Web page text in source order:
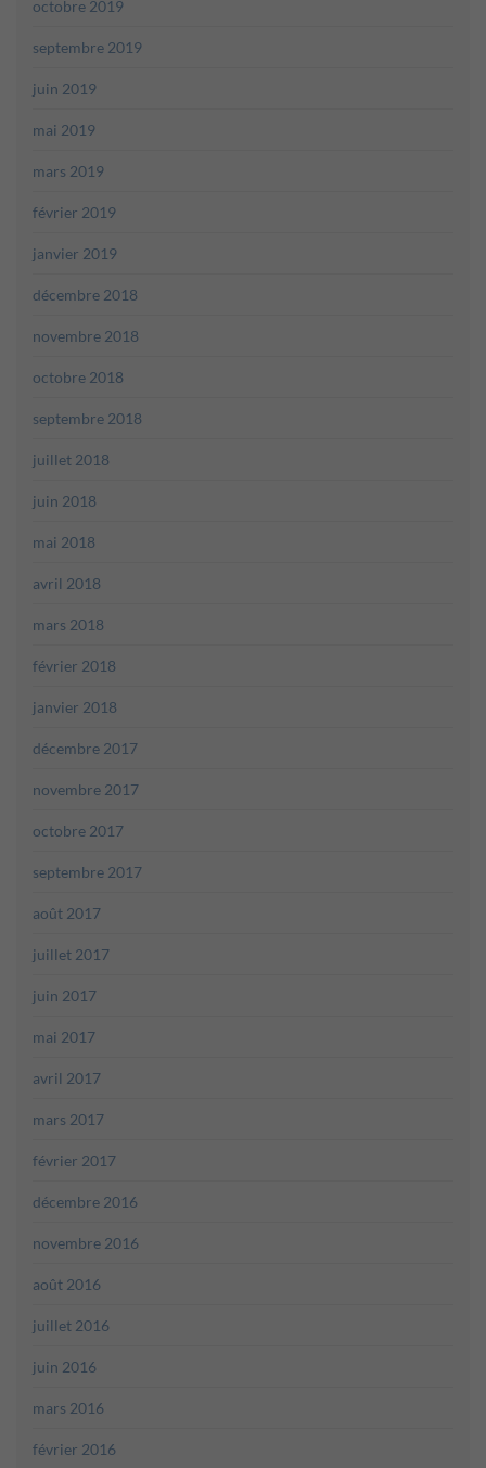
octobre 2019
septembre 2019
juin 2019
mai 2019
mars 2019
février 2019
janvier 2019
décembre 2018
novembre 2018
octobre 2018
septembre 2018
juillet 2018
juin 2018
mai 2018
avril 2018
mars 2018
février 2018
janvier 2018
décembre 2017
novembre 2017
octobre 2017
septembre 2017
août 2017
juillet 2017
juin 2017
mai 2017
avril 2017
mars 2017
février 2017
décembre 2016
novembre 2016
août 2016
juillet 2016
juin 2016
mars 2016
février 2016